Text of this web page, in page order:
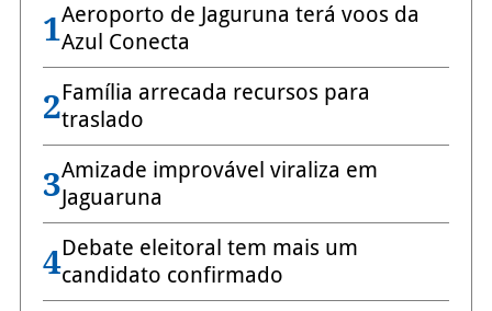
1Aeroporto de Jaguruna terá voos da
Azul Conecta
2Família arrecada recursos para
traslado
3Amizade improvável viraliza em
Jaguaruna
4Debate eleitoral tem mais um
candidato confirmado